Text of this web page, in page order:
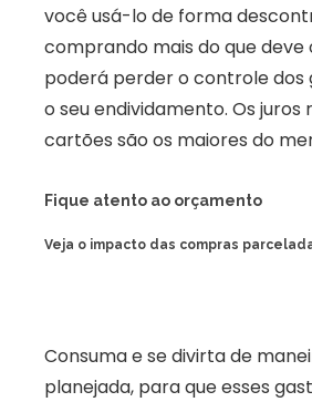
você usá-lo de forma
comprando mais do que deve
poderá perder o controle dos
o seu endividamento. Os juros
cartões são os maiores do
Fique atento ao orçamento
Veja o impacto das compras
Consuma e se divirta de
planejada, para que esses